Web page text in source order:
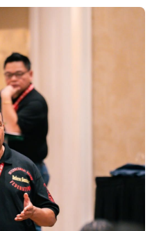
to share very soon!